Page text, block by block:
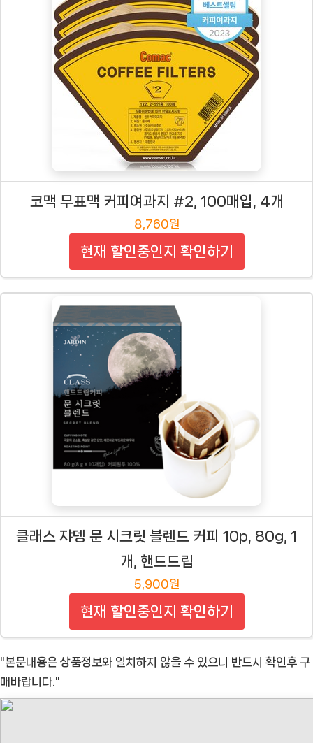
코맥 무표맥 커피여과지 #2, 100매입, 4개
8,760원
현재 할인중인지 확인하기
클래스 쟈뎅 문 시크릿 블렌드 커피 10p, 80g, 1
개, 핸드드립
5,900원
현재 할인중인지 확인하기
"본문내용은 상품정보와 일치하지 않을 수 있으니 반드시 확인후 구
매바랍니다."